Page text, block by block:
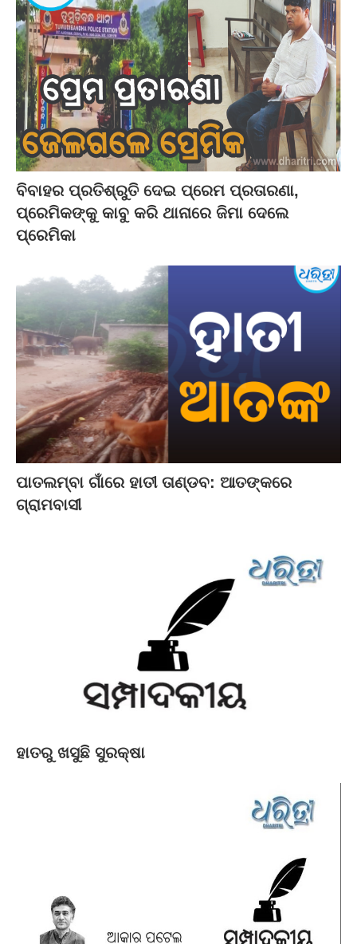
ବିବାହର ପ୍ରତିଶ୍ରୁତି ଦେଇ ପ୍ରେମ ପ୍ରତାରଣା,
ପ୍ରେମିକଙ୍କୁ କାବୁ କରି ଥାନାରେ ଜିମା ଦେଲେ
ପ୍ରେମିକା
ପାତଲମ୍ବା ଗାଁରେ ହାତୀ ତାଣ୍ଡବ: ଆତଙ୍କରେ
ଗ୍ରାମବାସୀ
ହାତରୁ ଖସୁଛି ସୁରକ୍ଷା